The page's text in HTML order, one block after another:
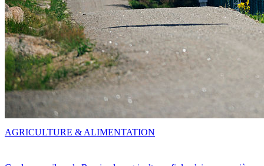
AGRICULTURE & ALIMENTATION